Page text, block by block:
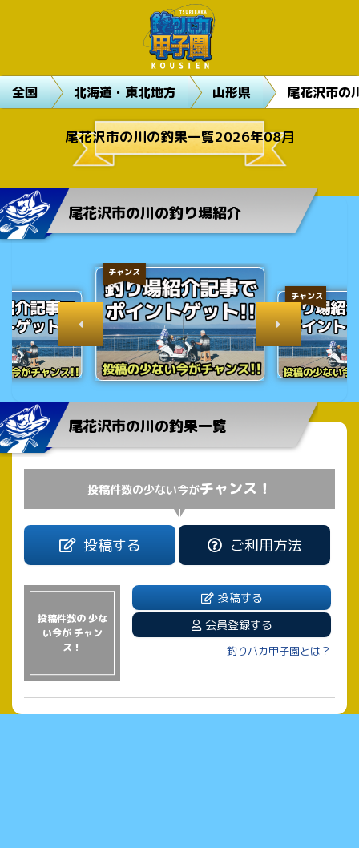
全国 北海道・東北地方 山形県 尾花沢市の
尾花沢市の川の釣果一覧2026年08月
尾花沢市の川の釣り場紹介
チャンス
チャンス
尾花沢市の川の釣果一覧
投稿件数の少ない今がチャンス！
投稿する ご利用方法
投稿件数の 少な
い今が チャン
ス！
投稿する
会員登録する
釣りバカ甲子園とは？